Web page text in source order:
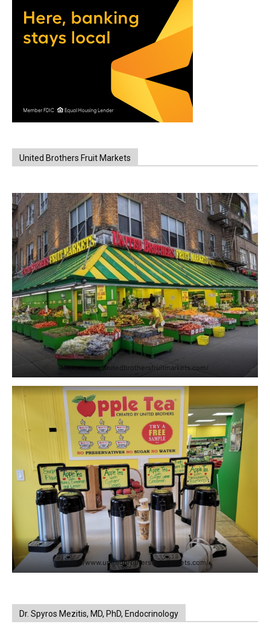
United Brothers Fruit Markets
https://www.unitedbrothersfruitmarkets.com/
https://www.unitedbrothersfruitmarkets.com/
Dr. Spyros Mezitis, MD, PhD, Endocrinology